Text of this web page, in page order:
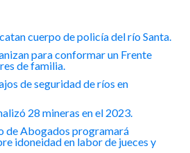
cuerpo de policía del río Santa.
para conformar un Frente
de familia.
de seguridad de ríos en
28 mineras en el 2023.
de Abogados programará
idoneidad en labor de jueces y